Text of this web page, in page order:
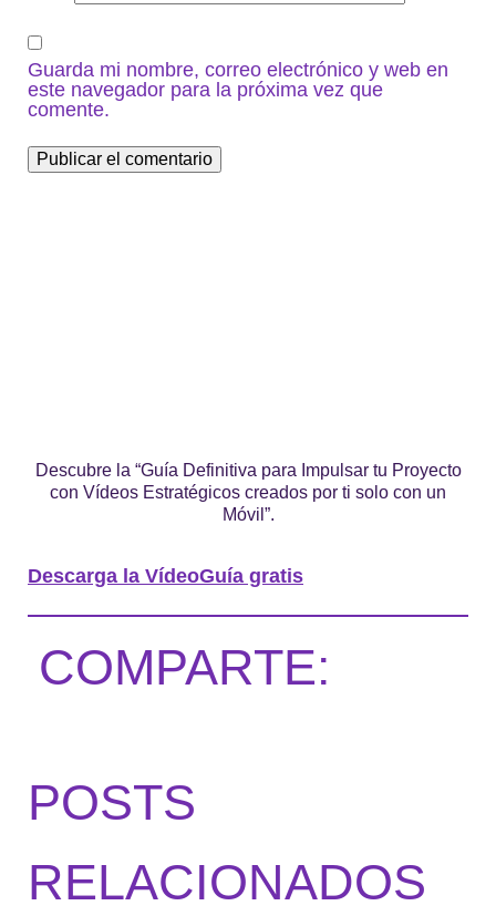
Guarda mi nombre, correo electrónico y web en
este navegador para la próxima vez que
comente.
Descubre la “Guía Definitiva para Impulsar tu Proyecto
con Vídeos Estratégicos creados por ti solo con un
Móvil”.
Descarga la VídeoGuía gratis
COMPARTE:
POSTS
RELACIONADOS